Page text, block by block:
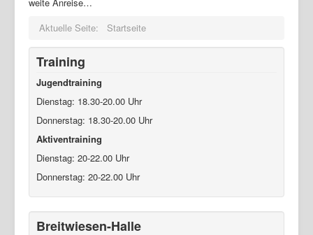
Aktuelle Seite:
Startseite
Training
Jugendtraining
Dienstag: 18.30-20.00 Uhr
Donnerstag: 18.30-20.00 Uhr
Aktiventraining
Dienstag: 20-22.00 Uhr
Donnerstag: 20-22.00 Uhr
Breitwiesen-Halle